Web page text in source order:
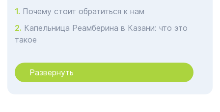
Почему стоит обратиться к нам
Капельница Реамберина в Казани: что это
такое
О препарате
Развернуть